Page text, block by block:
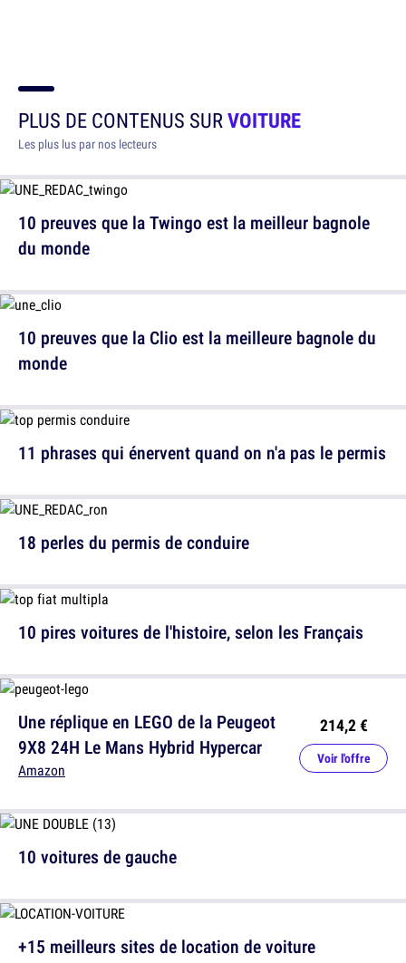
PLUS DE CONTENUS SURVOITURE
Les plus lus par nos lecteurs
10 preuves que la Twingo est la meilleur bagnole
du monde
11 phrases qui énervent quand on n'a pas le permis
10 pires voitures de l'histoire, selon les Français
10 voitures de gauche
10 preuves que la Clio est la meilleure bagnole du
monde
18 perles du permis de conduire
Une réplique en LEGO de la Peugeot
9X8 24H Le Mans Hybrid Hypercar
Amazon
214,2 €
Voir l'offre
+15 meilleurs sites de location de voiture